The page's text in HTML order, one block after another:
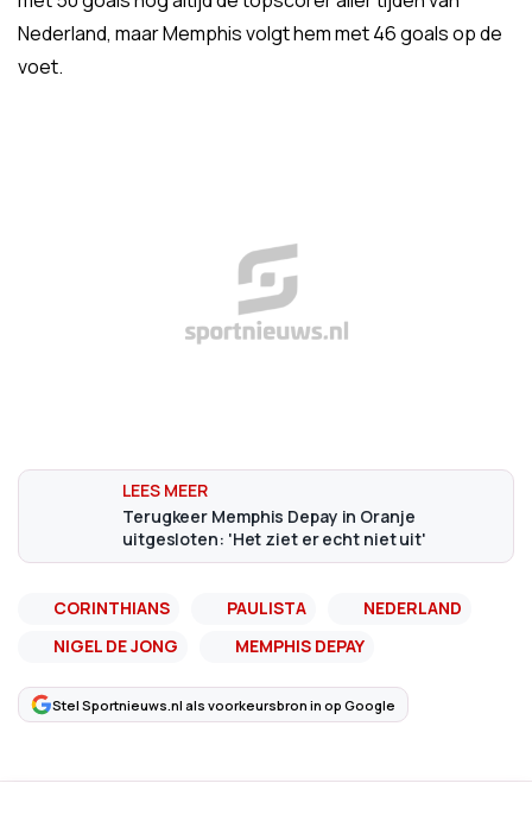
Nederland, maar Memphis volgt hem met 46 goals op de
voet.
Terugkeer Memphis Depay in Oranje
uitgesloten: 'Het ziet er echt niet uit'
CORINTHIANS PAULISTA
NEDERLAND
NIGEL DE JONG
MEMPHIS DEPAY
Stel Sportnieuws.nl als voorkeursbron in op Google